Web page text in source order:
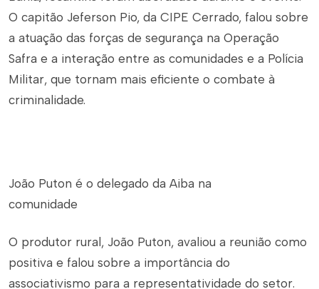
O capitão Jeferson Pio, da CIPE Cerrado, falou sobre
a atuação das forças de segurança na Operação
Safra e a interação entre as comunidades e a Polícia
Militar, que tornam mais eficiente o combate à
criminalidade.
João Puton é o delegado da Aiba na
comunidade
O produtor rural, João Puton, avaliou a reunião como
positiva e falou sobre a importância do
associativismo para a representatividade do setor.